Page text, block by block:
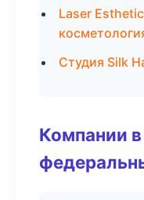
Laser
Студия Silk
Компании